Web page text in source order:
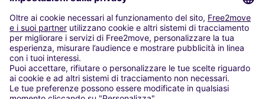
LE NOSTRE CITTÀ
Paris
Madrid
Washington DC
Milano
Roma
Torino
Vienna
Berlino